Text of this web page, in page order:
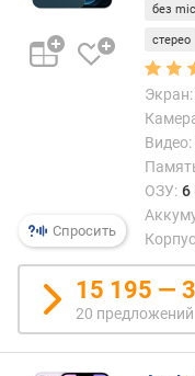
т
е
с
u
B
e
n
c
h
m
Спросить
без
стерео
Экран:
Видео:
ОЗУ: 6
15 195 —
20 предложений